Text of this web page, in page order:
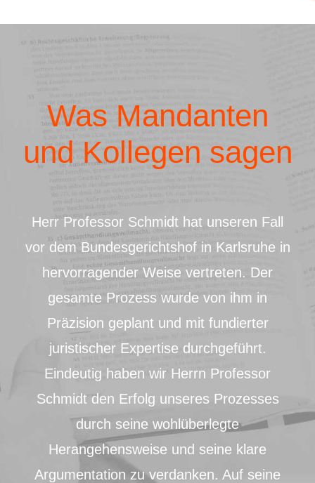
Was Mandanten
und Kollegen sagen
Herr Professor Schmidt hat unseren Fall
vor dem Bundesgerichtshof in Karlsruhe in
hervorragender Weise vertreten. Der
gesamte Prozess wurde von ihm in
Präzision geplant und mit fundierter
juristischer Expertise durchgeführt.
Eindeutig haben wir Herrn Professor
Schmidt den Erfolg unseres Prozesses
durch seine wohlüberlegte
Herangehensweise und seine klare
Argumentation zu verdanken. Auf seine